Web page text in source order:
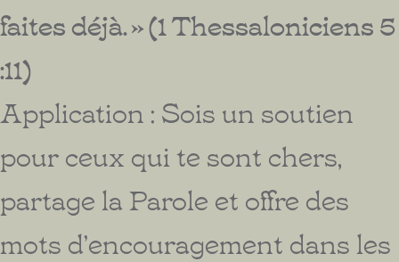
faites déjà. » (1 Thessaloniciens 5
:11)
Application : Sois un soutien
pour ceux qui te sont chers,
partage la Parole et offre des
mots d’encouragement dans les